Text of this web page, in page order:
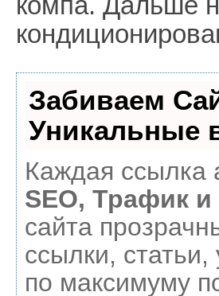
Забиваем
Уникальные
Каждая ссылка
SEO, Трафик и
сайта
ссылки,
по максимуму